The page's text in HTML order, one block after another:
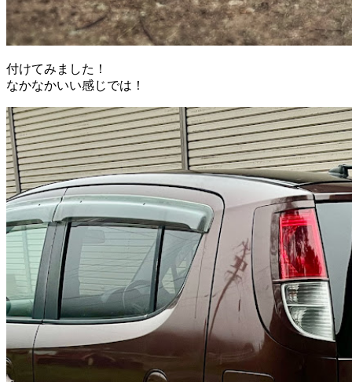
付けてみました！
なかなかいい感じでは！